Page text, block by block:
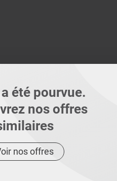
été pourvue.
nos offres
nos offres